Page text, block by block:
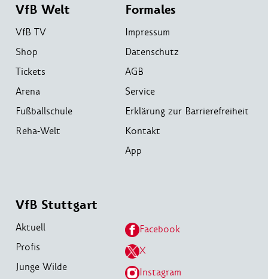
VfB Welt
VfB TV
Shop
Tickets
Arena
Fußballschule
Reha-Welt
Formales
Impressum
Datenschutz
AGB
Service
Erklärung zur Barrierefreiheit
Kontakt
App
VfB Stuttgart
Aktuell
Profis
Junge Wilde
Facebook
X
Instagram